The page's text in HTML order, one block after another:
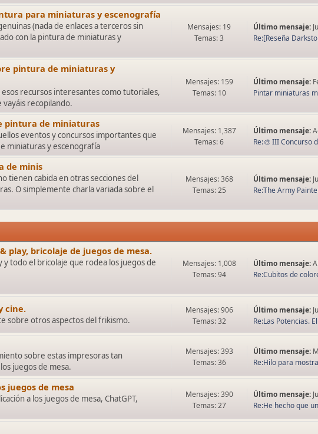
para miniaturas y escenografía
(nada de enlaces a terceros sin
con la pintura de miniaturas y
Mensajes: 19
Temas: 3
Último mensaje:
Re:[Reseña
pintura de miniaturas y
recursos interesantes como tutoriales,
vayáis recopilando.
Mensajes: 159
Temas: 10
Último mensaje:
Pintar miniaturas
pintura de miniaturas
eventos y concursos importantes que
miniaturas y escenografía
Mensajes: 1,387
Temas: 6
Último mensaje:
Re:🎨 III Concurso
de minis
tienen cabida en otras secciones del
O simplemente charla variada sobre el
Mensajes: 368
Temas: 25
Último mensaje:
Re:The Army
play, bricolaje de juegos de mesa.
todo el bricolaje que rodea los juegos de
Mensajes: 1,008
Temas: 94
Último mensaje:
Re:Cubitos de
cine.
sobre otros aspectos del frikismo.
Mensajes: 906
Temas: 32
Último mensaje:
Re:Las Potencias.
sobre estas impresoras tan
juegos de mesa.
Mensajes: 393
Temas: 36
Último mensaje:
Re:Hilo para
juegos de mesa
a los juegos de mesa, ChatGPT,
Mensajes: 390
Temas: 27
Último mensaje:
Re:He hecho que